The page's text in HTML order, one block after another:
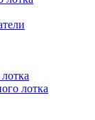
лотка